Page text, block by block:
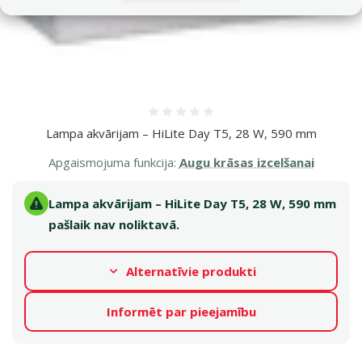
Lampa akvārijam – HiLite Day T5, 28 W, 590 mm
Apgaismojuma funkcija: Augu krāsas izcelšanai
Lampa akvārijam – HiLite Day T5, 28 W, 590 mm
pašlaik nav noliktavā.
Alternatīvie produkti
Informēt par pieejamību